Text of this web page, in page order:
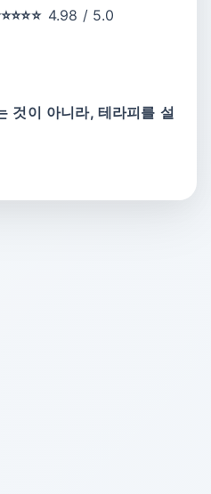
4.98 / 5.0
것이 아니라, 테라피를 설